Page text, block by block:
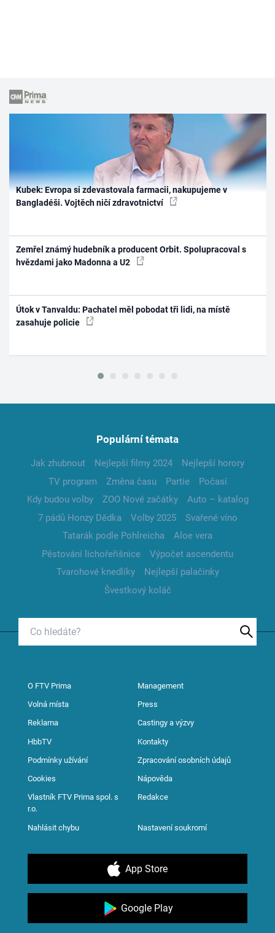
Kubek: Evropa si zdevastovala farmacii, nakupujeme v
Bangladéši. Vojtěch ničí zdravotnictví
Zemřel známý hudebník a producent Orbit. Spolupracoval s
hvězdami jako Madonna a U2
Útok v Tanvaldu: Pachatel měl pobodat tři lidi, na místě
zasahuje policie
Populární témata
Jak zhubnout Nejlepší filmy 2024
Nejlepší horory
TV program
Změna času Partie
Počasí
Kdy budou volby
ZOO Nové začátky
Auto – katalog
7 pádů Honzy Dědka
Volby 2025
Svařené víno
Tatarák podle Pohlreicha
Aloe vera
Pěstování lichořeřišnice
Výpočet ascendentu
Tvarohové knedlíky
Nejlepší palačinky
Švestkový koláč
O FTV Prima Management
Volná místa Press
Reklama Castingy a výzvy
HbbTV Kontakty
Podmínky užívání Zpracování osobních údajů
Cookies Nápověda
Vlastník FTV Prima spol. s
r.o.
Redakce
Nahlásit chybu Nastavení soukromí
App Store
Google Play